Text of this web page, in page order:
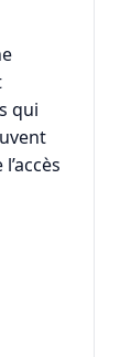
qui